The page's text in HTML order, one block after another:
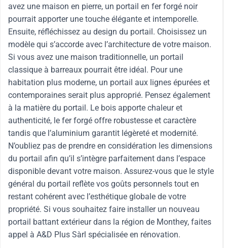
avez une maison en pierre, un portail en fer forgé noir
pourrait apporter une touche élégante et intemporelle.
Ensuite, réfléchissez au design du portail. Choisissez un
modèle qui s’accorde avec l’architecture de votre maison.
Si vous avez une maison traditionnelle, un portail
classique à barreaux pourrait être idéal. Pour une
habitation plus moderne, un portail aux lignes épurées et
contemporaines serait plus approprié. Pensez également
à la matière du portail. Le bois apporte chaleur et
authenticité, le fer forgé offre robustesse et caractère
tandis que l’aluminium garantit légèreté et modernité.
N’oubliez pas de prendre en considération les dimensions
du portail afin qu’il s’intègre parfaitement dans l’espace
disponible devant votre maison. Assurez-vous que le style
général du portail reflète vos goûts personnels tout en
restant cohérent avec l’esthétique globale de votre
propriété. Si vous souhaitez faire installer un nouveau
portail battant extérieur dans la région de Monthey, faites
appel à A&D Plus Sàrl spécialisée en rénovation.